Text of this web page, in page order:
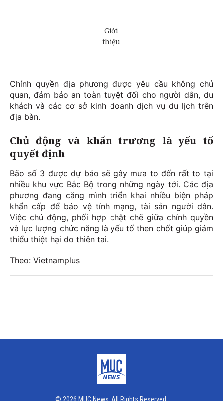
Chính quyền địa phương được yêu cầu không chủ
quan, đảm bảo an toàn tuyệt đối cho người dân, du
khách và các cơ sở kinh doanh dịch vụ du lịch trên
địa bàn.
Chủ động và khẩn trương là yếu tố
quyết định
Bão số 3 được dự báo sẽ gây mưa to đến rất to tại
nhiều khu vực Bắc Bộ trong những ngày tới. Các địa
phương đang căng mình triển khai nhiều biện pháp
khẩn cấp để bảo vệ tính mạng, tài sản người dân.
Việc chủ động, phối hợp chặt chẽ giữa chính quyền
và lực lượng chức năng là yếu tố then chốt giúp giảm
thiểu thiệt hại do thiên tai.
Theo: Vietnamplus
© 2026 MUC News. All Rights Reserved.